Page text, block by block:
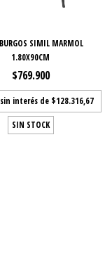
SIMIL MARMOL
1.80X90CM
$769.900
interés de $128.316,67
SIN STOCK